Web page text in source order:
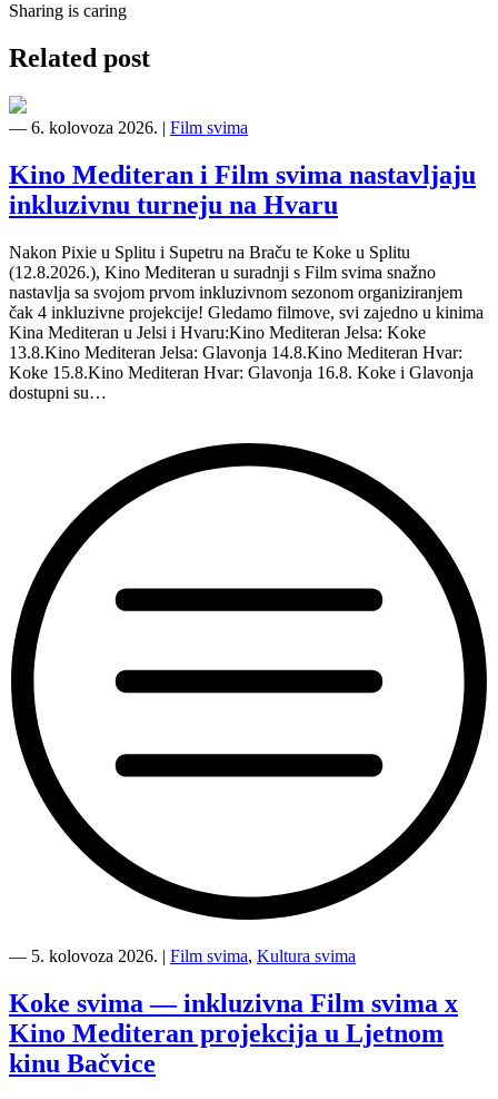
Sharing is caring
Related post
― 6. kolovoza 2026. | Film svima
Kino Mediteran i Film svima nastavljaju
inkluzivnu turneju na Hvaru
Nakon Pixie u Splitu i Supetru na Braču te Koke u Splitu
(12.8.2026.), Kino Mediteran u suradnji s Film svima snažno
nastavlja sa svojom prvom inkluzivnom sezonom organiziranjem
čak 4 inkluzivne projekcije! Gledamo filmove, svi zajedno u kinima
Kina Mediteran u Jelsi i Hvaru:Kino Mediteran Jelsa: Koke
13.8.Kino Mediteran Jelsa: Glavonja 14.8.Kino Mediteran Hvar:
Koke 15.8.Kino Mediteran Hvar: Glavonja 16.8. Koke i Glavonja
dostupni su…
Mediteran
Film
svima
nastavljaju
inkluzivnu
turneju
― 5. kolovoza 2026. | Film svima, Kultura svima
Koke svima — inkluzivna Film svima x
Kino Mediteran projekcija u Ljetnom
kinu Bačvice